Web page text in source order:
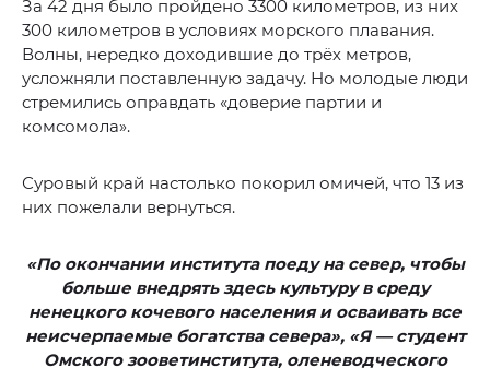
За 42 дня было пройдено 3300 километров, из них
300 километров в условиях морского плавания.
Волны, нередко доходившие до трёх метров,
усложняли поставленную задачу. Но молодые люди
стремились оправдать «доверие партии и
комсомола».
Суровый край настолько покорил омичей, что 13 из
них пожелали вернуться.
«По окончании института поеду на север, чтобы
больше внедрять здесь культуру в среду
ненецкого кочевого населения и осваивать все
неисчерпаемые богатства севера», «Я — студент
Омского зооветинститута, оленеводческого